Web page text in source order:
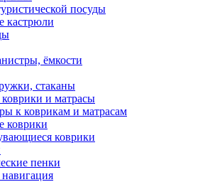
посуды
кастрюли
ёмкости
стаканы
и матрасы
к коврикам и матрасам
коврики
коврики
пенки